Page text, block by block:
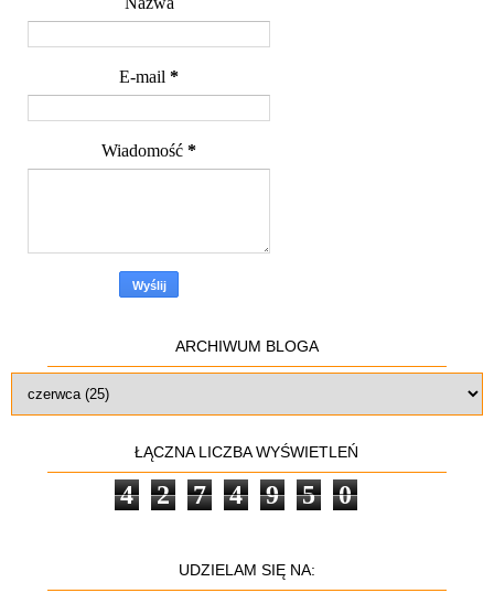
E-mail *
Wiadomość *
ARCHIWUM BLOGA
ŁĄCZNA LICZBA WYŚWIETLEŃ
4 2 7 4 9 5 0
UDZIELAM SIĘ NA: